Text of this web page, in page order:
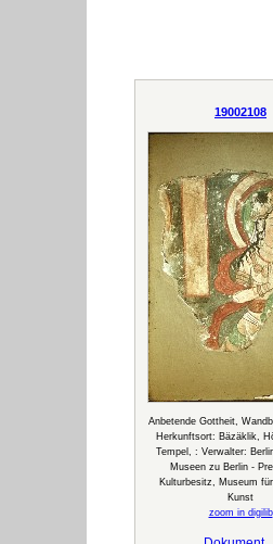
19002108
Anbetende Gottheit,
Herkunftsort: Bäzäklik,
Tempel, : Verwalter:
Museen zu Berlin -
Kulturbesitz, Museum
Kunst
zoom in digilib